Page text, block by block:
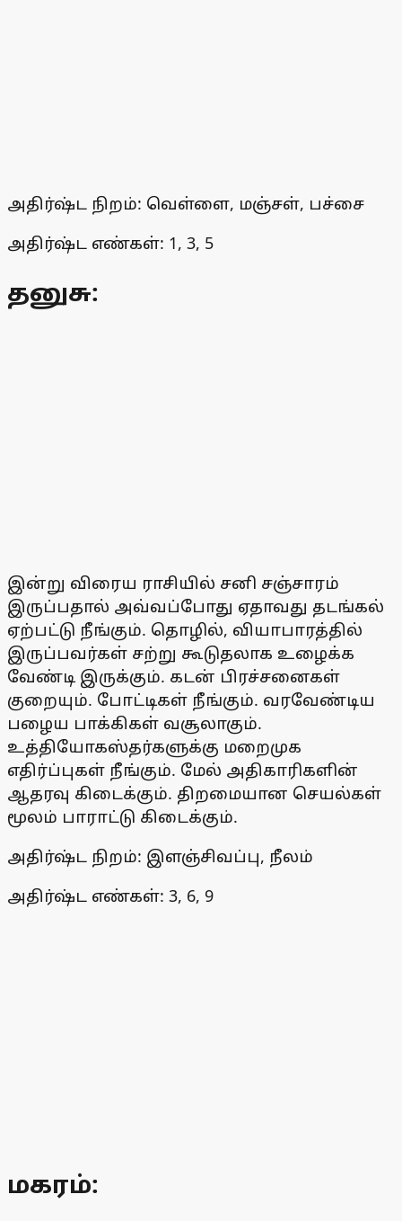
அதிர்ஷ்ட நிறம்: வெள்ளை, மஞ்சள், பச்சை
அதிர்ஷ்ட எண்கள்: 1, 3, 5
தனுசு:
இன்று விரைய ராசியில் சனி சஞ்சாரம்
இருப்பதால் அவ்வப்போது ஏதாவது தடங்கல்
ஏற்பட்டு நீங்கும். தொழில், வியாபாரத்தில்
இருப்பவர்கள் சற்று கூடுதலாக உழைக்க
வேண்டி இருக்கும். கடன் பிரச்சனைகள்
குறையும். போட்டிகள் நீங்கும். வரவேண்டிய
பழைய பாக்கிகள் வசூலாகும்.
உத்தியோகஸ்தர்களுக்கு மறைமுக
எதிர்ப்புகள் நீங்கும். மேல் அதிகாரிகளின்
ஆதரவு கிடைக்கும். திறமையான செயல்கள்
மூலம் பாராட்டு கிடைக்கும்.
அதிர்ஷ்ட நிறம்: இளஞ்சிவப்பு, நீலம்
அதிர்ஷ்ட எண்கள்: 3, 6, 9
மகரம்: